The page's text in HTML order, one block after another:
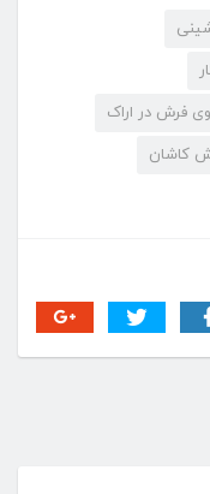
فرش در اراک
کاشان